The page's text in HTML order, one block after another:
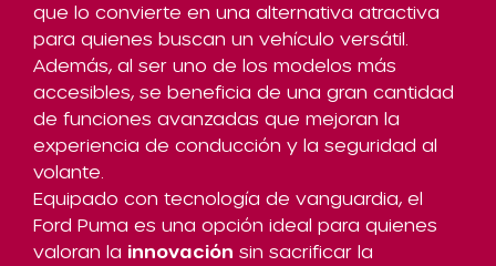
que lo convierte en una alternativa atractiva
para quienes buscan un vehículo versátil.
Además, al ser uno de los modelos más
accesibles, se beneficia de una gran cantidad
de funciones avanzadas que mejoran la
experiencia de conducción y la seguridad al
volante.
Equipado con tecnología de vanguardia, el
Ford Puma es una opción ideal para quienes
valoran la innovación sin sacrificar la